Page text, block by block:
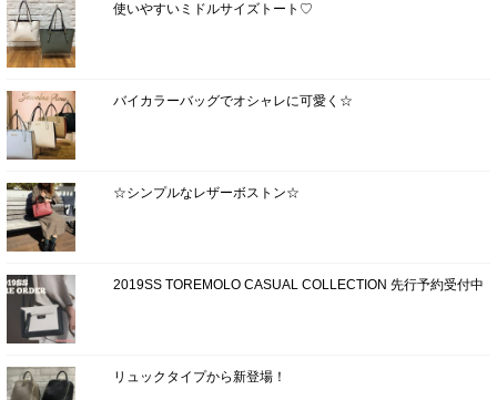
使いやすいミドルサイズトート♡
バイカラーバッグでオシャレに可愛く☆
☆シンプルなレザーボストン☆
2019SS TOREMOLO CASUAL COLLECTION 先行予約受付中
リュックタイプから新登場！